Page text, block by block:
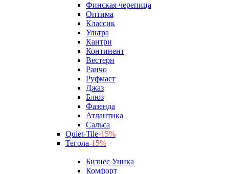
Финская черепица
Оптима
Классик
Ультра
Кантри
Континент
Вестерн
Ранчо
Руфмаст
Джаз
Блюз
Фазенда
Атлантика
Сальса
Quiet-Tile-15%
Тегола-15%
Бизнес Уника
Комфорт